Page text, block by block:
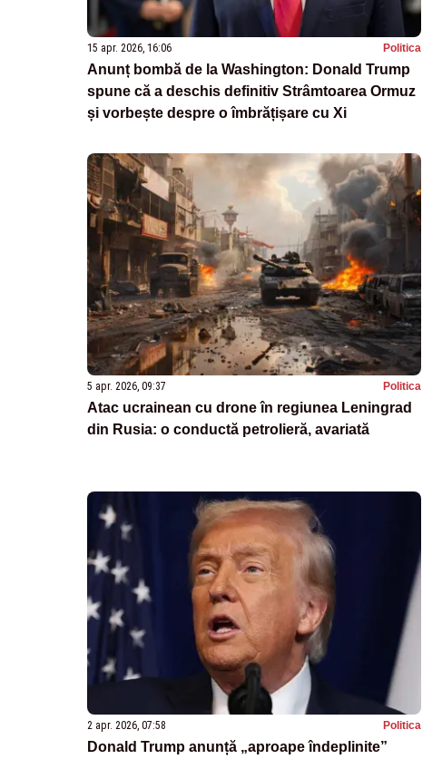
15 apr. 2026, 16:06 Politica
Anunț bombă de la Washington: Donald Trump
spune că a deschis definitiv Strâmtoarea Ormuz
și vorbește despre o îmbrățișare cu Xi
5 apr. 2026, 09:37 Politica
Atac ucrainean cu drone în regiunea Leningrad
din Rusia: o conductă petrolieră, avariată
2 apr. 2026, 07:58 Politica
Donald Trump anunță „aproape îndeplinite”